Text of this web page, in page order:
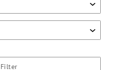
Filter